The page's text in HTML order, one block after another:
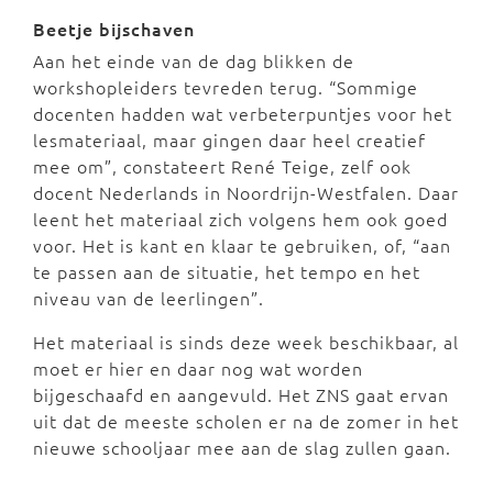
Beetje bijschaven
Aan het einde van de dag blikken de
workshopleiders tevreden terug. “Sommige
docenten hadden wat verbeterpuntjes voor het
lesmateriaal, maar gingen daar heel creatief
mee om”, constateert René Teige, zelf ook
docent Nederlands in Noordrijn-Westfalen. Daar
leent het materiaal zich volgens hem ook goed
voor. Het is kant en klaar te gebruiken, of, “aan
te passen aan de situatie, het tempo en het
niveau van de leerlingen”.
Het materiaal is sinds deze week beschikbaar, al
moet er hier en daar nog wat worden
bijgeschaafd en aangevuld. Het ZNS gaat ervan
uit dat de meeste scholen er na de zomer in het
nieuwe schooljaar mee aan de slag zullen gaan.